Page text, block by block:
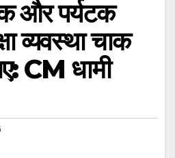
और पर्यटक
व्यवस्था चाक
CM धामी